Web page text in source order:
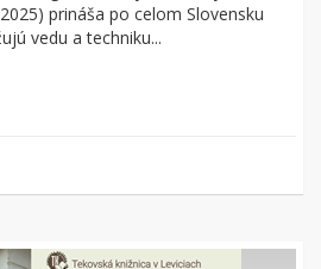
prináša po celom Slovensku
vedu a techniku...